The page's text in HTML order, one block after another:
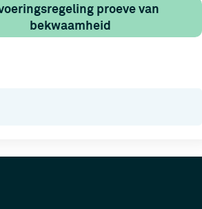
proeve van
bekwaamheid